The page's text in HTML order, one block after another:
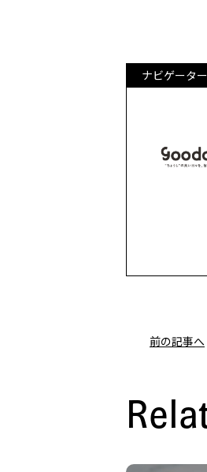
ナビゲーター
前の記事へ